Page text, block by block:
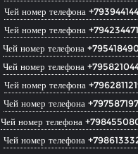
Чей номер телефона
Чей номер телефона
Чей номер телефона
Чей номер телефона
Чей номер телефона
Чей номер телефона
Чей номер телефона
Чей номер телефона